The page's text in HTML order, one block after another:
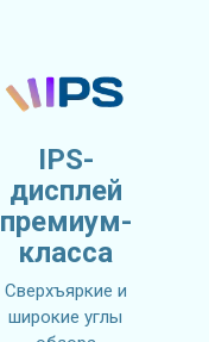
IPS-
дисплей
премиум-
класса
Сверхъяркие и
широкие углы